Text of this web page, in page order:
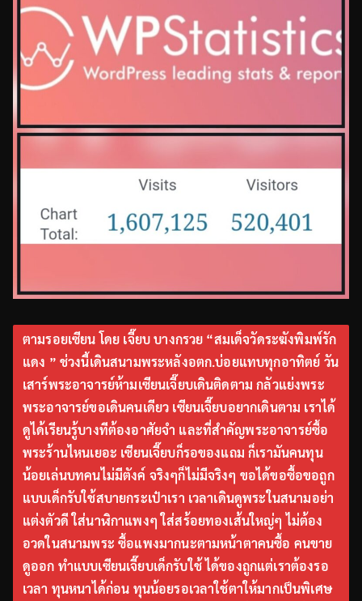
ตามรอยเซียน โดย เจี๊ยบ บางกรวย “สมเด็จวัดระฆังพิมพ์รัก
แดง ” ช่วงนี้เดินสนามพระหลังอตก.บ่อยแทบทุกอาทิตย์ วัน
เสาร์พระอาจารย์ห้ามเซียนเจี๊ยบเดินติดตาม กลัวแย่งพระ
พระอาจารย์ขอเดินคนเดียว เซียนเจี๊ยบอยากเดินตาม เราได้
ดูได้เรียนรู้บางทีต้องอาศัยจำ และที่สำคัญพระอาจารย์ซื้อ
พระร้านไหนเยอะ เซียนเจี๊ยบก็รอของแถม ก็เรามันคนทุน
น้อยเล่นบทคนไม่มีตังค์ จริงๆก็ไม่มีจริงๆ ขอได้ขอซื้อขอถูก
แบบเด็กรับใช้สบายกระเป๋าเรา เวลาเดินดูพระในสนามอย่า
แต่งตัวดี ใส่นาฬิกาแพงๆ ใส่สร้อยทองเส้นใหญ่ๆ ไม่ต้อง
อวดในสนามพระ ซื้อแพงมากนะตามหน้าตาคนซื้อ คนขาย
ดูออก ทำแบบเซียนเจี๊ยบเด็กรับใช้ ได้ของถูกแต่เราต้องรอ
เวลา ทุนหนาได้ก่อน ทุนน้อยรอเวลาใช้ตาให้มากเป็นพิเศษ